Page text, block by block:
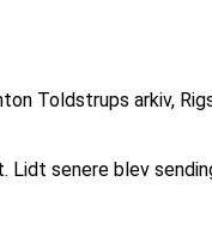
Toldstrups arkiv,
senere blev